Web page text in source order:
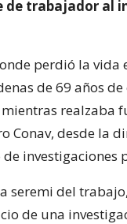
trabajador al
perdió la
de 69 años
realzaba
Conav, desde la
investigaciones
seremi del
de una